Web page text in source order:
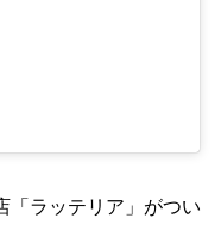
ラッテリア」がつい